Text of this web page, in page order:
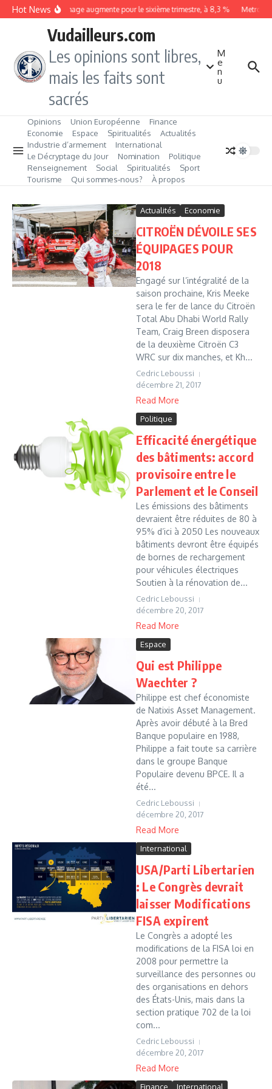
Aller au contenu
Hot NewsLe chômage augmente pour le sixième trimestre, à 8,3 %
Vudailleurs.com
Les opinions sont libres,
mais les faits sont
sacrés
M
e
n
u
Opinions Union Européenne
Finance
Economie
Espace Spiritualités
Actualités
Industrie d’armement
International
Le Décryptage du Jour
Nomination
Politique
Renseignement
Social Spiritualités
Sport
Tourisme
Qui sommes‑nous? À propos
Actualités Economie
CITROËN DÉVOILE SES
ÉQUIPAGES POUR
2018
Engagé sur l’intégralité de la
saison prochaine, Kris Meeke
sera le fer de lance du Citroën
Total Abu Dhabi World Rally
Team, Craig Breen disposera
de la deuxième Citroën C3
WRC sur dix manches, et Kh...
Cedric Leboussi
décembre 21, 2017
Read More
Politique
Efficacité énergétique
des bâtiments: accord
provisoire entre le
Parlement et le Conseil
Les émissions des bâtiments
devraient être réduites de 80 à
95% d’ici à 2050 Les nouveaux
bâtiments devront être équipés
de bornes de rechargement
pour véhicules électriques
Soutien à la rénovation de...
Cedric Leboussi
décembre 20, 2017
Read More
Espace
Qui est Philippe
Waechter ?
Philippe est chef économiste
de Natixis Asset Management.
Après avoir débuté à la Bred
Banque populaire en 1988,
Philippe a fait toute sa carrière
dans le groupe Banque
Populaire devenu BPCE. Il a
été...
Cedric Leboussi
décembre 20, 2017
Read More
International
USA/Parti Libertarien
: Le Congrès devrait
laisser Modifications
FISA expirent
Le Congrès a adopté les
modifications de la FISA loi en
2008 pour permettre la
surveillance des personnes ou
des organisations en dehors
des États-Unis, mais dans la
section pratique 702 de la loi
com...
Cedric Leboussi
décembre 20, 2017
Read More
Finance International